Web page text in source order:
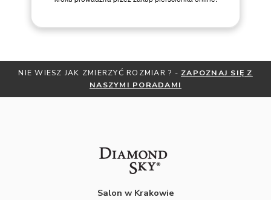
NIE WIESZ JAK ZMIERZYĆ ROZMIAR ? - ZAPOZNAJ SIĘ Z
NASZYMI PORADAMI
Salon w Krakowie